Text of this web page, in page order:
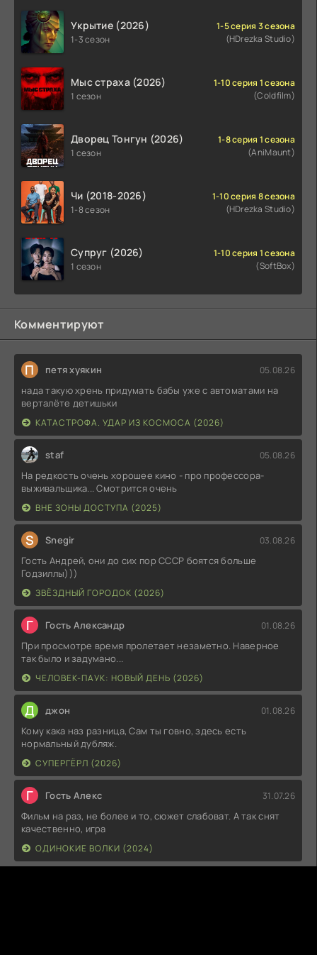
Укрытие (2026)
1-3 сезон
1-5 серия 3 сезона
(HDrezka Studio)
Мыс страха (2026)
1 сезон
1-10 серия 1 сезона
(Coldfilm)
Дворец Тонгун (2026)
1 сезон
1-8 серия 1 сезона
(AniMaunt)
Чи (2018-2026)
1-8 сезон
1-10 серия 8 сезона
(HDrezka Studio)
Супруг (2026)
1 сезон
1-10 серия 1 сезона
(SoftBox)
Комментируют
П петя хуякин 05.08.26
нада такую хрень придумать бабы уже с автоматами на
верталёте детишьки
КАТАСТРОФА. УДАР ИЗ КОСМОСА (2026)
staf 05.08.26
На редкость очень хорошее кино - про профессора-
выживальщика... Смотрится очень
ВНЕ ЗОНЫ ДОСТУПА (2025)
S Snegir 03.08.26
Гость Андрей, они до сих пор СССР боятся больше
Годзиллы)))
ЗВЁЗДНЫЙ ГОРОДОК (2026)
Г Гость Александр 01.08.26
При просмотре время пролетает незаметно. Наверное
так было и задумано...
ЧЕЛОВЕК-ПАУК: НОВЫЙ ДЕНЬ (2026)
Д джон 01.08.26
Кому кака наз разница, Сам ты говно, здесь есть
нормальный дубляж.
СУПЕРГЁРЛ (2026)
Г Гость Алекс 31.07.26
Фильм на раз, не более и то, сюжет слабоват. А так снят
качественно, игра
ОДИНОКИЕ ВОЛКИ (2024)